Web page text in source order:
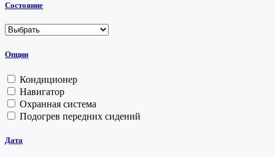
Состояние
Опции
Кондиционер
Навигатор
Охранная система
Подогрев передних сидений
Дата